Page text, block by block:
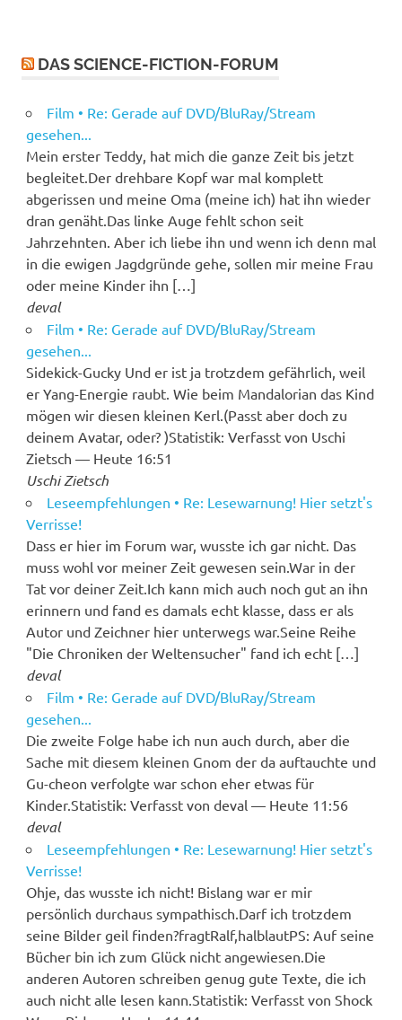
DAS SCIENCE-FICTION-FORUM
Film • Re: Gerade auf DVD/BluRay/Stream
gesehen...
Mein erster Teddy, hat mich die ganze Zeit bis jetzt
begleitet.Der drehbare Kopf war mal komplett
abgerissen und meine Oma (meine ich) hat ihn wieder
dran genäht.Das linke Auge fehlt schon seit
Jahrzehnten. Aber ich liebe ihn und wenn ich denn mal
in die ewigen Jagdgründe gehe, sollen mir meine Frau
oder meine Kinder ihn […]
deval
Film • Re: Gerade auf DVD/BluRay/Stream
gesehen...
Sidekick-Gucky Und er ist ja trotzdem gefährlich, weil
er Yang-Energie raubt. Wie beim Mandalorian das Kind
mögen wir diesen kleinen Kerl.(Passt aber doch zu
deinem Avatar, oder? )Statistik: Verfasst von Uschi
Zietsch — Heute 16:51
Uschi Zietsch
Leseempfehlungen • Re: Lesewarnung! Hier setzt's
Verrisse!
Dass er hier im Forum war, wusste ich gar nicht. Das
muss wohl vor meiner Zeit gewesen sein.War in der
Tat vor deiner Zeit.Ich kann mich auch noch gut an ihn
erinnern und fand es damals echt klasse, dass er als
Autor und Zeichner hier unterwegs war.Seine Reihe
"Die Chroniken der Weltensucher" fand ich echt […]
deval
Film • Re: Gerade auf DVD/BluRay/Stream
gesehen...
Die zweite Folge habe ich nun auch durch, aber die
Sache mit diesem kleinen Gnom der da auftauchte und
Gu-cheon verfolgte war schon eher etwas für
Kinder.Statistik: Verfasst von deval — Heute 11:56
deval
Leseempfehlungen • Re: Lesewarnung! Hier setzt's
Verrisse!
Ohje, das wusste ich nicht! Bislang war er mir
persönlich durchaus sympathisch.Darf ich trotzdem
seine Bilder geil finden?fragtRalf,halblautPS: Auf seine
Bücher bin ich zum Glück nicht angewiesen.Die
anderen Autoren schreiben genug gute Texte, die ich
auch nicht alle lesen kann.Statistik: Verfasst von Shock